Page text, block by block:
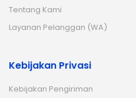
Tentang Kami
Layanan Pelanggan (WA)
Kebijakan Privasi
Kebijakan Pengiriman